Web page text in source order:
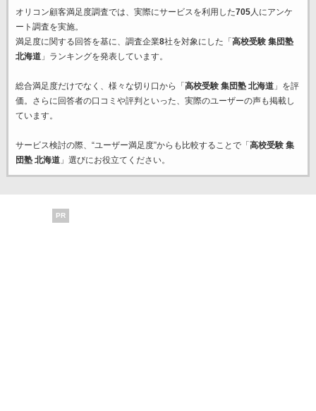
オリコン顧客満足度調査では、実際にサービスを利用した705人にアンケ
ート調査を実施。
満足度に関する回答を基に、調査企業8社を対象にした「 高校受験 集団塾
北海道」ランキングを発表しています。
総合満足度だけでなく、様々な切り口から「 高校受験 集団塾 北海道」を評
価。さらに回答者の口コミや評判といった、実際のユーザーの声も掲載し
ています。
サービス検討の際、“ユーザー満足度”からも比較することで「 高校受験 集
団塾 北海道」選びにお役立てください。
PR